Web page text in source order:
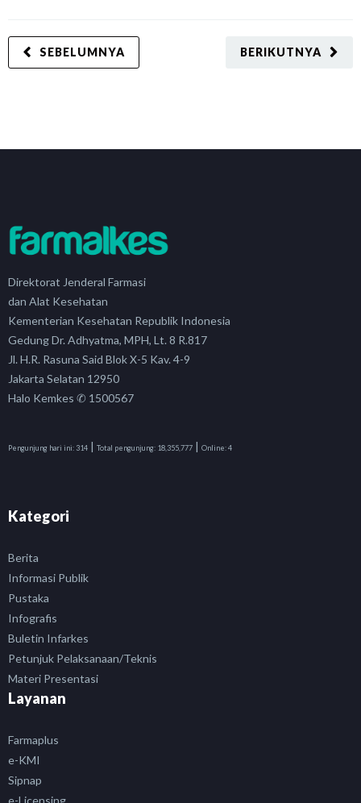
BERIKUTNYA
SEBELUMNYA
Direktorat Jenderal Farmasi
dan Alat Kesehatan
Kementerian Kesehatan Republik Indonesia
Gedung Dr. Adhyatma, MPH, Lt. 8 R.817
Jl. H.R. Rasuna Said Blok X-5 Kav. 4-9
Jakarta Selatan 12950
Halo Kemkes ✆ 1500567
Pengunjung hari ini: 314 | Total pengunjung: 18,355,777 | Online:4
Kategori
Berita
Informasi Publik
Pustaka
Infografis
Buletin Infarkes
Petunjuk Pelaksanaan/Teknis
Materi Presentasi
Layanan
Farmaplus
e-KMI
Sipnap